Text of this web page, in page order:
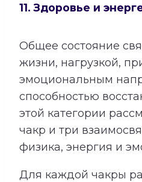
11. Здоровье и
Общее состояние
жизни, нагрузкой,
эмоциональным
способностью
этой категории
чакр и три
физика, энергия и
Для каждой чакры